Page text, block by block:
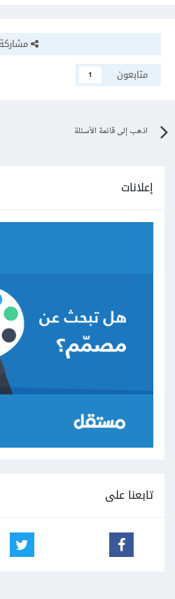
مشاركة
متابعون
1
اذهب إلى قائمة الأسئلة
إعلانات
تابعنا على